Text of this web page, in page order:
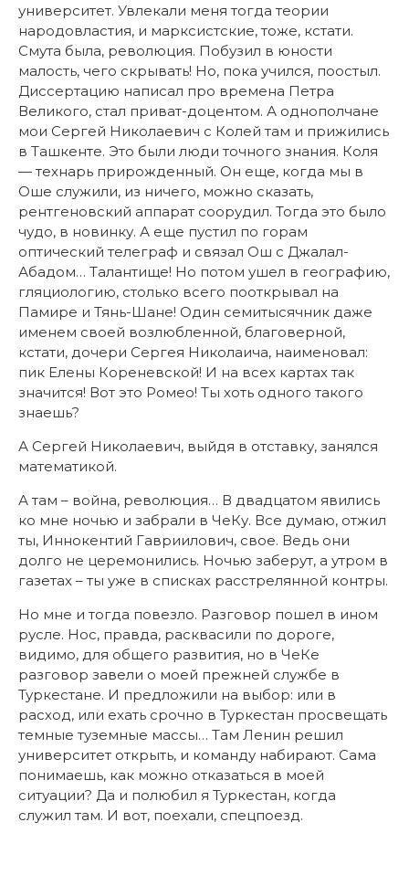
университет. Увлекали меня тогда теории
народовластия, и марксистские, тоже, кстати.
Смута была, революция. Побузил в юности
малость, чего скрывать! Но, пока учился, поостыл.
Диссертацию написал про времена Петра
Великого, стал приват-доцентом. А однополчане
мои Сергей Николаевич с Колей там и прижились
в Ташкенте. Это были люди точного знания. Коля
— технарь прирожденный. Он еще, когда мы в
Оше служили, из ничего, можно сказать,
рентгеновский аппарат соорудил. Тогда это было
чудо, в новинку. А еще пустил по горам
оптический телеграф и связал Ош с Джалал-
Абадом… Талантище! Но потом ушел в географию,
гляциологию, столько всего пооткрывал на
Памире и Тянь-Шане! Один семитысячник даже
именем своей возлюбленной, благоверной,
кстати, дочери Сергея Николаича, наименовал:
пик Елены Кореневской! И на всех картах так
значится! Вот это Ромео! Ты хоть одного такого
знаешь?
А Сергей Николаевич, выйдя в отставку, занялся
математикой.
А там – война, революция… В двадцатом явились
ко мне ночью и забрали в ЧеКу. Все думаю, отжил
ты, Иннокентий Гавриилович, свое. Ведь они
долго не церемонились. Ночью заберут, а утром в
газетах – ты уже в списках расстрелянной контры.
Но мне и тогда повезло. Разговор пошел в ином
русле. Нос, правда, расквасили по дороге,
видимо, для общего развития, но в ЧеКе
разговор завели о моей прежней службе в
Туркестане. И предложили на выбор: или в
расход, или ехать срочно в Туркестан просвещать
темные туземные массы… Там Ленин решил
университет открыть, и команду набирают. Сама
понимаешь, как можно отказаться в моей
ситуации? Да и полюбил я Туркестан, когда
служил там. И вот, поехали, спецпоезд.